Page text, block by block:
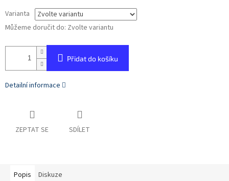
Varianta
Můžeme doručit do: Zvolte variantu
Přidat do košíku
Detailní informace
ZEPTAT SE SDÍLET
Popis Diskuze